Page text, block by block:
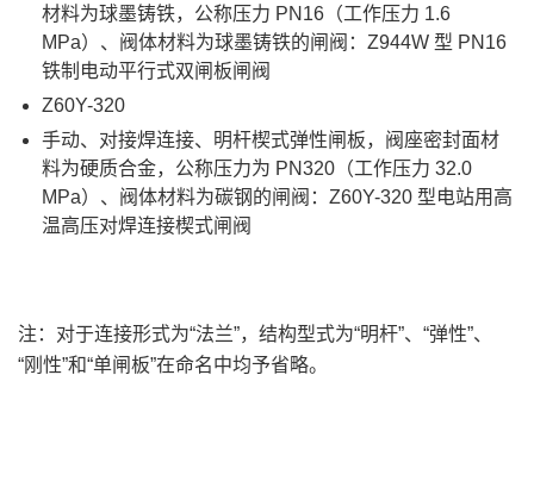
材料为球墨铸铁，公称压力 PN16（工作压力 1.6
MPa）、阀体材料为球墨铸铁的闸阀：Z944W 型 PN16
铁制电动平行式双闸板闸阀
Z60Y-320
手动、对接焊连接、明杆楔式弹性闸板，阀座密封面材
料为硬质合金，公称压力为 PN320（工作压力 32.0
MPa）、阀体材料为碳钢的闸阀：Z60Y-320 型电站用高
温高压对焊连接楔式闸阀
注：对于连接形式为“法兰”，结构型式为“明杆”、“弹性”、
“刚性”和“单闸板”在命名中均予省略。